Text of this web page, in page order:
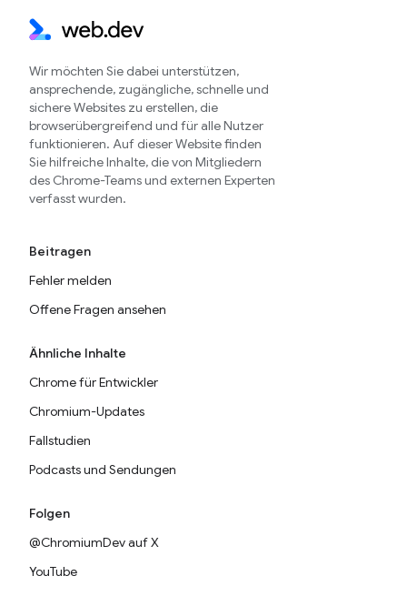
Wir möchten Sie dabei unterstützen,
ansprechende, zugängliche, schnelle und
sichere Websites zu erstellen, die
browserübergreifend und für alle Nutzer
funktionieren. Auf dieser Website finden
Sie hilfreiche Inhalte, die von Mitgliedern
des Chrome-Teams und externen Experten
verfasst wurden.
Beitragen
Fehler melden
Offene Fragen ansehen
Ähnliche Inhalte
Chrome für Entwickler
Chromium-Updates
Fallstudien
Podcasts und Sendungen
Folgen
@ChromiumDev auf X
YouTube